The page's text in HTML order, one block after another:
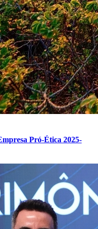
Pró-Ética 2025-